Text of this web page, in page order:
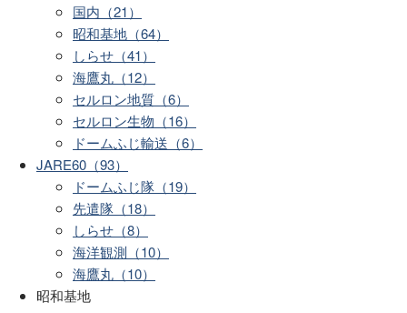
国内（21）
昭和基地（64）
しらせ（41）
海鷹丸（12）
セルロン地質（6）
セルロン生物（16）
ドームふじ輸送（6）
JARE60（93）
ドームふじ隊（19）
先遣隊（18）
しらせ（8）
海洋観測（10）
海鷹丸（10）
昭和基地